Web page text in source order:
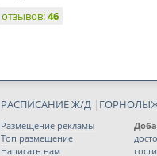
отзывов:46
РАСПИСАНИЕ Ж/Д |
Размещение рекламы
Топ размещение
Написать нам